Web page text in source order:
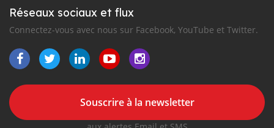
Réseaux sociaux et flux
Connectez-vous avec nous sur Facebook, YouTube et Twitter.
Souscrire à la newsletter